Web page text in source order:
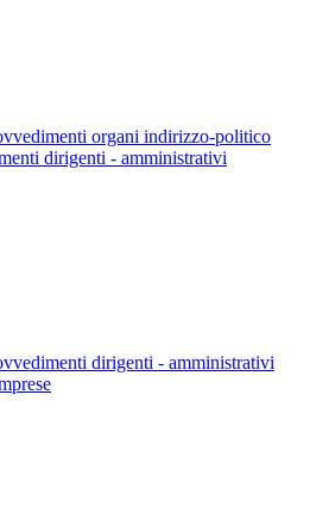
organi indirizzo-politico
dirigenti - amministrativi
dirigenti - amministrativi